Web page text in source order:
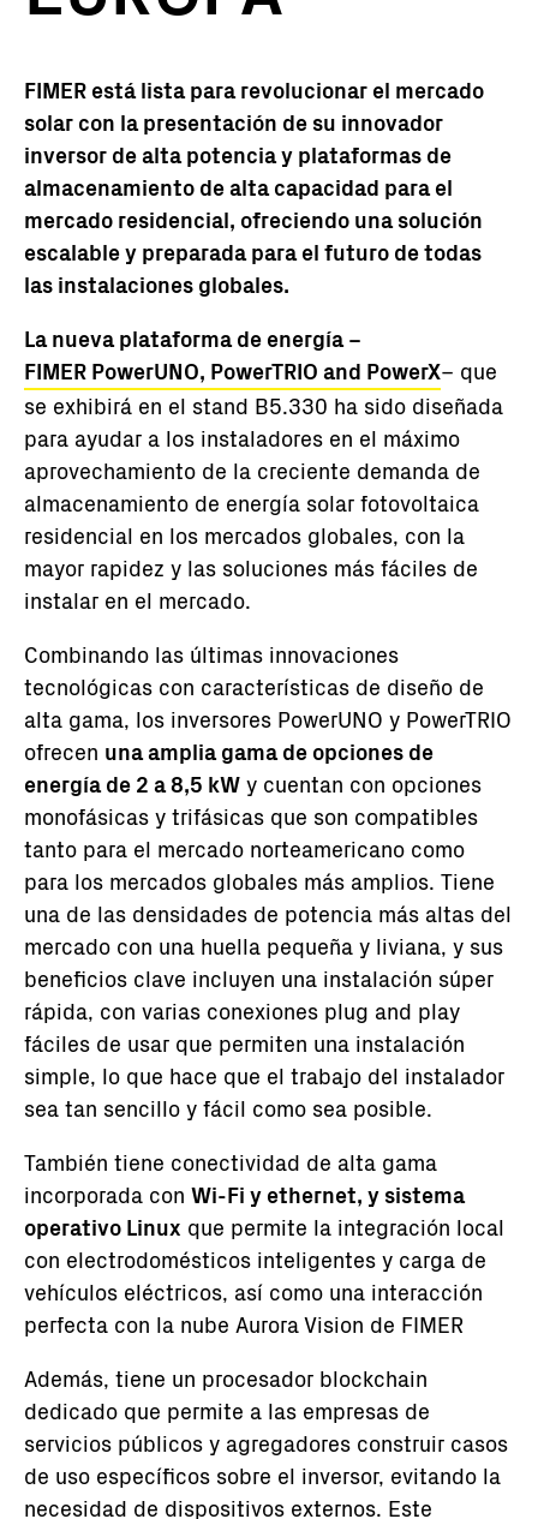
FIMER está lista para revolucionar el mercado
solar con la presentación de su innovador
inversor de alta potencia y plataformas de
almacenamiento de alta capacidad para el
mercado residencial, ofreciendo una solución
escalable y preparada para el futuro de todas
las instalaciones globales.
La nueva plataforma de energía –
FIMER PowerUNO, PowerTRIO and PowerX– que
se exhibirá en el stand B5.330 ha sido diseñada
para ayudar a los instaladores en el máximo
aprovechamiento de la creciente demanda de
almacenamiento de energía solar fotovoltaica
residencial en los mercados globales, con la
mayor rapidez y las soluciones más fáciles de
instalar en el mercado.
Combinando las últimas innovaciones
tecnológicas con características de diseño de
alta gama, los inversores PowerUNO y PowerTRIO
ofrecen una amplia gama de opciones de
energía de 2 a 8,5 kW y cuentan con opciones
monofásicas y trifásicas que son compatibles
tanto para el mercado norteamericano como
para los mercados globales más amplios. Tiene
una de las densidades de potencia más altas del
mercado con una huella pequeña y liviana, y sus
beneficios clave incluyen una instalación súper
rápida, con varias conexiones plug and play
fáciles de usar que permiten una instalación
simple, lo que hace que el trabajo del instalador
sea tan sencillo y fácil como sea posible.
También tiene conectividad de alta gama
incorporada con Wi-Fi y ethernet, y sistema
operativo Linux que permite la integración local
con electrodomésticos inteligentes y carga de
vehículos eléctricos, así como una interacción
perfecta con la nube Aurora Vision de FIMER
Además, tiene un procesador blockchain
dedicado que permite a las empresas de
servicios públicos y agregadores construir casos
de uso específicos sobre el inversor, evitando la
necesidad de dispositivos externos. Este